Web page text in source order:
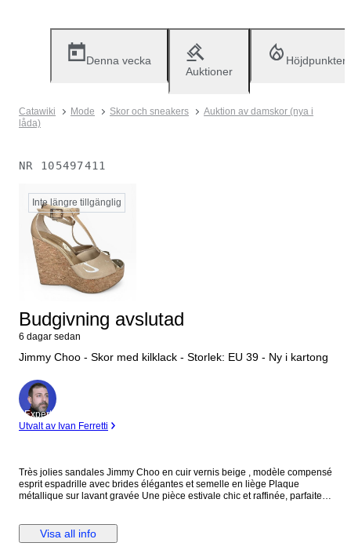
Denna vecka
Auktioner
Höjdpunkter
Catawiki Mode Skor och sneakers
Auktion av damskor (nya i
låda)
NR 105497411
Inte längre tillgänglig
Budgivning avslutad
6 dagar sedan
Jimmy Choo - Skor med kilklack - Storlek: EU 39 - Ny i kartong
Expert
Utvalt av Ivan Ferretti
Très jolies sandales Jimmy Choo en cuir vernis beige , modèle compensé
esprit espadrille avec brides élégantes et semelle en liège Plaque
métallique sur lavant gravée Une pièce estivale chic et raffinée, parfaite
les brides croisées structurent joliment le pied. Le contraste entre le daim
doux et la semelle tressée aux nuances subtiles donne à ce modèle un
Visa all info